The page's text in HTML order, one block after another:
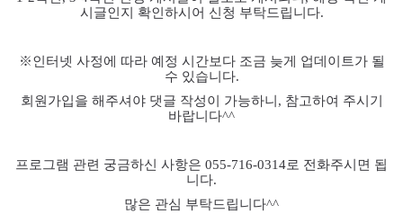
시글인지 확인하시어 신청 부탁드립니다.
※인터넷 사정에 따라 예정 시간보다 조금 늦게 업데이트가 될
수 있습니다.
회원가입을 해주셔야 댓글 작성이 가능하니 , 참고하여 주시기
바랍니다^^
프로그램 관련 궁금하신 사항은 055-716-0314로 전화주시면 됩
니다.
많은 관심 부탁드립니다^^